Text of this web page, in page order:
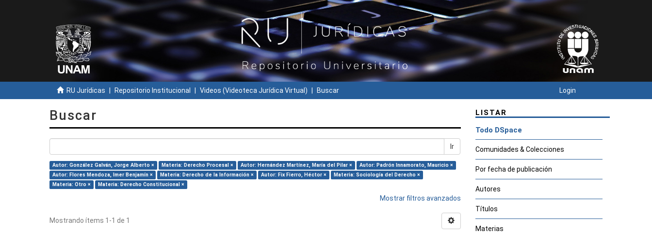
RU Jurídicas Repositorio Institucional Videos (Videoteca Jurídica Virtual) Buscar Login
Buscar
Ir
Autor: González Galván, Jorge Alberto × Materia: Derecho Procesal × Autor: Hernández Martínez, María del Pilar ×
Autor: Padrón Innamorato, Mauricio ×
Autor: Flores Mendoza, Imer Benjamín ×
Materia: Derecho de la Información × Autor: Fix Fierro, Héctor ×
Materia: Sociología del Derecho ×
Materia: Otro ×
Materia: Derecho Constitucional ×
Mostrar filtros avanzados
Mostrando ítems 1-1 de 1
LISTAR
Todo DSpace
Comunidades & Colecciones
Por fecha de publicación
Autores
Títulos
Materias